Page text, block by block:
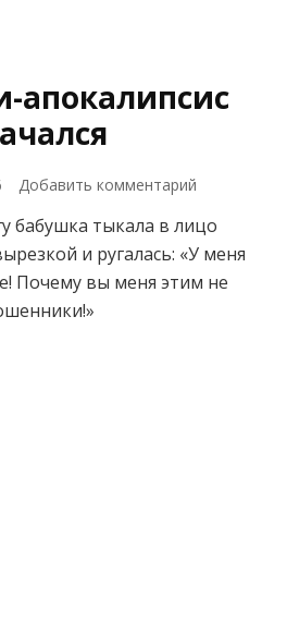
апокалипсис
Добавить комментарийк
Зомби-
апокалипсис
уже
бабушка тыкала в лицо
и ругалась: «У меня
Почему вы меня этим не